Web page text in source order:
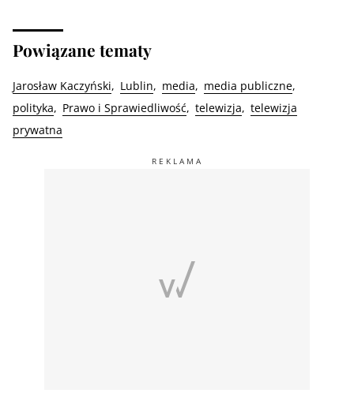
Powiązane tematy
Jarosław Kaczyński Lublin media
media publiczne
polityka
Prawo i Sprawiedliwość telewizja
telewizja
prywatna